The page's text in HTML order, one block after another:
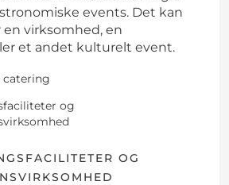
events. Det kan
virksomhed, en
et andet kulturelt event.
catering
og
OG